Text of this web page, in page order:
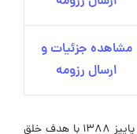
مشاهده جزئیات و
ارسال رزومه
هلدینگ یگانه‌اندیش سرمایه (گروه یاس) در پاییز ۱۳۸۸ با هدف خلق